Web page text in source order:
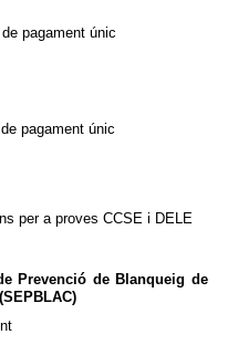
pagament únic
pagament únic
per a proves CCSE i DELE
Prevenció de Blanqueig de